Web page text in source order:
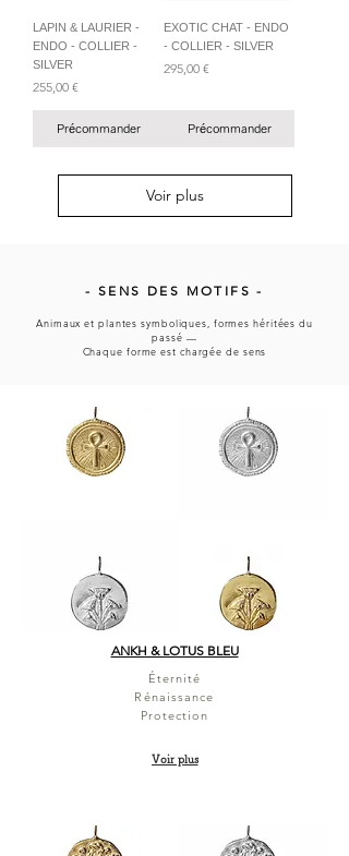
LAPIN & LAURIER -
ENDO - COLLIER -
SILVER
Prix
255,00 €
Précommander
EXOTIC CHAT - ENDO
- COLLIER - SILVER
Prix
295,00 €
Précommander
Voir plus
- SENS DES MOTIFS -
Animaux et plantes symboliques, formes héritées du
passé —
Chaque forme est chargée de sens
ANKH & LOTUS BLEU
Éternité
Rénaissance
Protection
Voir plus